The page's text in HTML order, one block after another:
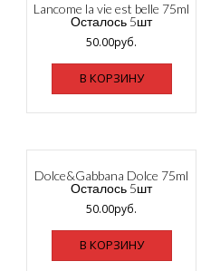
Lancome la vie est belle 75ml
Осталось 5шт
50.00руб.
В КОРЗИНУ
Dolce&Gabbana Dolce 75ml
Осталось 5шт
50.00руб.
В КОРЗИНУ
C.Dior «Fahrenheit» 100ml